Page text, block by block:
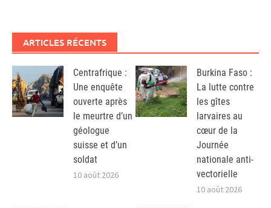
ARTICLES RÉCENTS
Centrafrique :
Une enquête
ouverte après
le meurtre d’un
géologue
suisse et d’un
soldat
10 août 2026
Burkina Faso :
La lutte contre
les gîtes
larvaires au
cœur de la
Journée
nationale anti-
vectorielle
10 août 2026